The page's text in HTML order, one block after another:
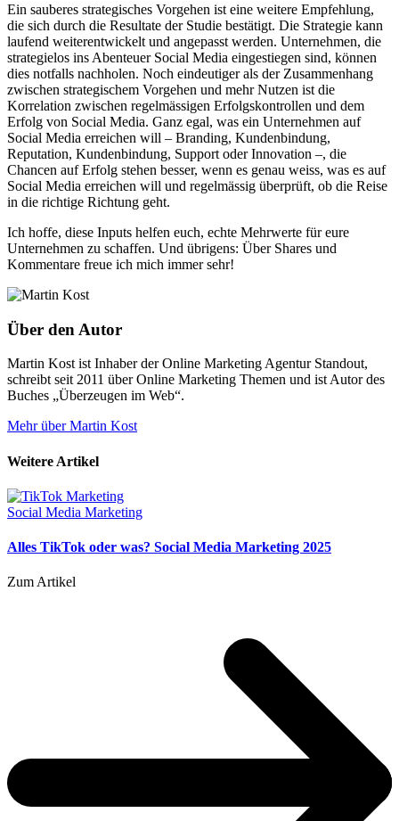
Ein sauberes strategisches Vorgehen ist eine weitere Empfehlung,
die sich durch die Resultate der Studie bestätigt. Die Strategie kann
laufend weiterentwickelt und angepasst werden. Unternehmen, die
strategielos ins Abenteuer Social Media eingestiegen sind, können
dies notfalls nachholen. Noch eindeutiger als der Zusammenhang
zwischen strategischem Vorgehen und mehr Nutzen ist die
Korrelation zwischen regelmässigen Erfolgskontrollen und dem
Erfolg von Social Media. Ganz egal, was ein Unternehmen auf
Social Media erreichen will – Branding, Kundenbindung,
Reputation, Kundenbindung, Support oder Innovation –, die
Chancen auf Erfolg stehen besser, wenn es genau weiss, was es auf
Social Media erreichen will und regelmässig überprüft, ob die Reise
in die richtige Richtung geht.
Ich hoffe, diese Inputs helfen euch, echte Mehrwerte für eure
Unternehmen zu schaffen. Und übrigens: Über Shares und
Kommentare freue ich mich immer sehr!
Über den Autor
Martin Kost ist Inhaber der Online Marketing Agentur Standout,
schreibt seit 2011 über Online Marketing Themen und ist Autor des
Buches „Überzeugen im Web“.
Mehr über Martin Kost
Weitere Artikel
Social Media Marketing
Alles TikTok oder was? Social Media Marketing 2025
Zum Artikel